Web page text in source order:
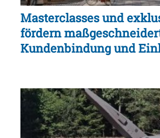
Masterclasses und
fördern
Kundenbindung und